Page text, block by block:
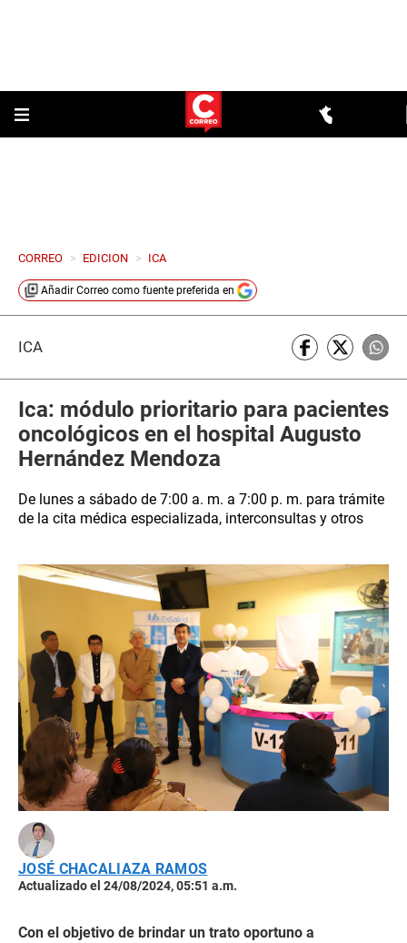
CORREO > EDICION > ICA
Añadir Correo como fuente preferida en
ICA
Ica: módulo prioritario para pacientes
oncológicos en el hospital Augusto
Hernández Mendoza
De lunes a sábado de 7:00 a. m. a 7:00 p. m. para trámite
de la cita médica especializada, interconsultas y otros
JOSÉ CHACALIAZA RAMOS
Actualizado el 24/08/2024, 05:51 a.m.
Con el objetivo de brindar un trato oportuno a